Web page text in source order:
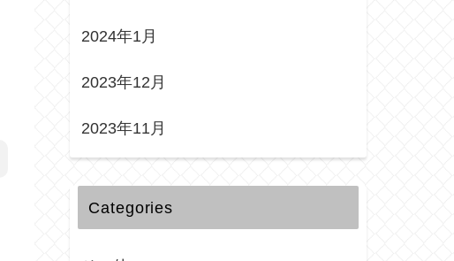
2024年1月
2023年12月
2023年11月
Categories